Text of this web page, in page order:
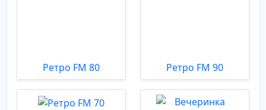
Ретро FM 80 Ретро FM 90